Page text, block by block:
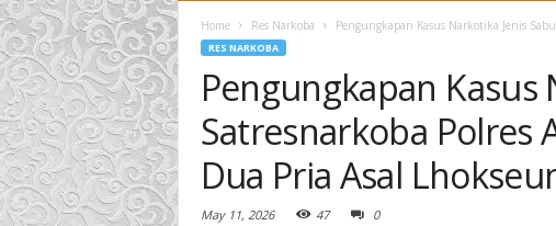
Home Res Narkoba Pengungkapan Kasus Narkotika Jenis
RES NARKOBA
Pengungkapan Kasus
Satresnarkoba Polres
Dua Pria Asal
May 11, 2026 47 0